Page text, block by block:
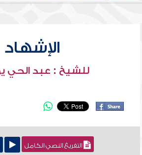
الإشهاد
للشيخ : عبد الحي
التفريغ النصي الكامل